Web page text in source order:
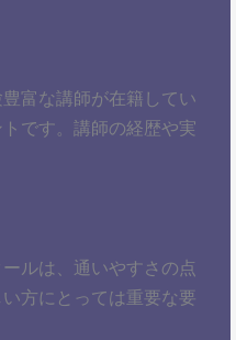
富な講師が在籍してい
です。講師の経歴や実
ルは、通いやすさの点
方にとっては重要な要